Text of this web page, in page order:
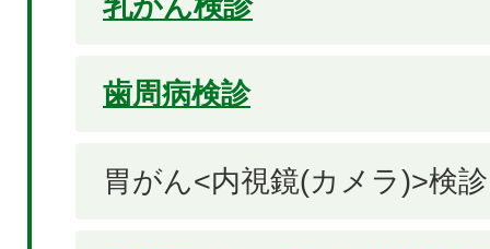
歯周病検診
胃がん<内視鏡(カメラ)>検診